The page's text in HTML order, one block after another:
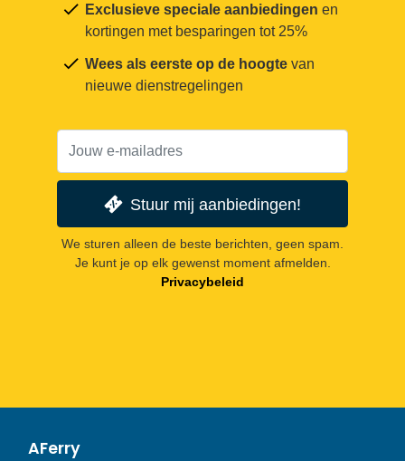
Exclusieve speciale aanbiedingen en
kortingen met besparingen tot 25%
Wees als eerste op de hoogte van
nieuwe dienstregelingen
Stuur mij aanbiedingen!
We sturen alleen de beste berichten, geen spam.
Je kunt je op elk gewenst moment afmelden.
Privacybeleid
AFerry